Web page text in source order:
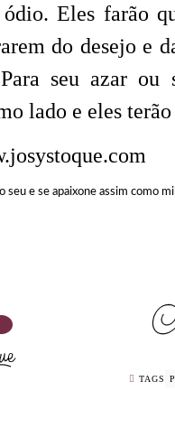
Eles farão
do desejo e
seu azar
lado e eles
e se apaixone assim como
TAGS